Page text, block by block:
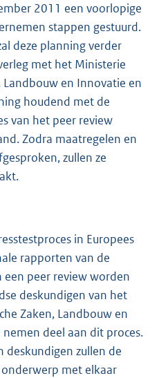
2011 een voorlopige
stappen gestuurd.
deze planning verder
met het Ministerie
Landbouw en Innovatie en
houdend met de
van het peer review
Zodra maatregelen en
zullen ze
in Europees
rapporten van de
een peer review worden
deskundigen van het
Zaken, Landbouw en
deel aan dit proces.
deskundigen zullen de
met elkaar